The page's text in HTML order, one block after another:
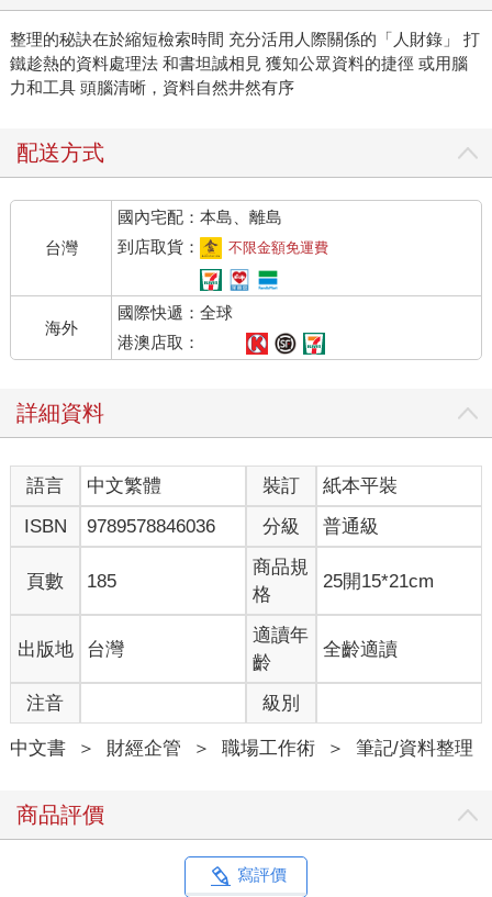
整理的秘訣在於縮短檢索時間 充分活用人際關係的「人財錄」 打
鐵趁熱的資料處理法 和書坦誠相見 獲知公眾資料的捷徑 或用腦
力和工具 頭腦清晰，資料自然井然有序
配送方式
台灣
國內宅配：本島、離島
到店取貨：
不限金額免運費
海外
國際快遞：全球
港澳店取：
詳細資料
語言 中文繁體 裝訂
紙本平裝
ISBN
9789578846036 分級 普通級
頁數 185
商品規
格
25開15*21cm
出版地 台灣
適讀年
齡
全齡適讀
注音 級別
中文書 ＞ 財經企管 ＞ 職場工作術 ＞ 筆記/資料整理
商品評價
寫評價